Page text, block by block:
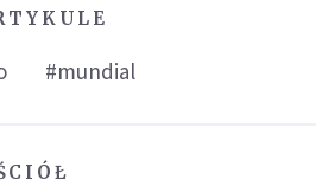
#mundial